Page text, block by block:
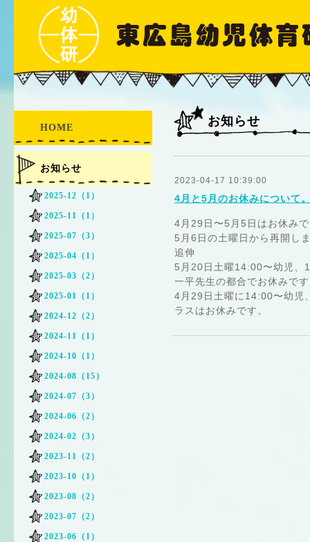
お知らせ
2023-04-17 10:39:00
4月と5月のお休みについて
4月29日〜5月5日はお休み
5月6日の土曜日から再開し
追伸
5月20日土曜14:00〜幼児、
一平先生の都合でお休みで
4月29日土曜に14:00〜幼児
ラスはお休みです。
HOME
お知らせ
2025-12（1）
2025-11（1）
2025-07（3）
2025-04（1）
2025-03（2）
2025-01（1）
2024-12（2）
2024-11（1）
2024-10（1）
2024-08（15）
2024-07（3）
2024-06（2）
2024-02（3）
2023-11（2）
2023-10（1）
2023-08（2）
2023-07（2）
2023-06（1）